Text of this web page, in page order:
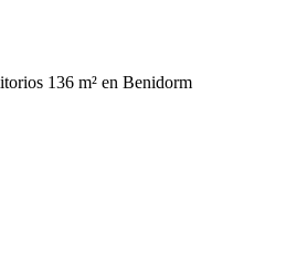
136 m² en Benidorm